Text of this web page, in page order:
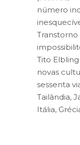
número
Tito
novas
sessenta
Tailândia,
Itália,